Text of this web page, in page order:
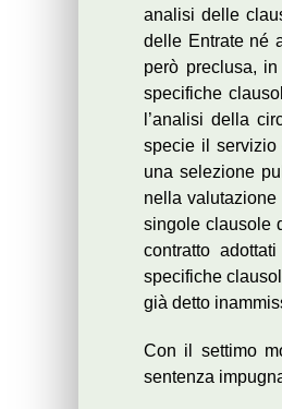
analisi delle
delle Entrate né
però preclusa,
specifiche
l’analisi della
specie il servizio
una selezione
nella
singole clausole
contratto
specifiche
già detto
Con il settimo
sentenza